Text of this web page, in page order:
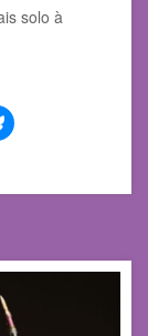
solo à